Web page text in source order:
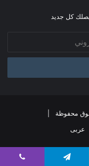
كل جديد
عربى